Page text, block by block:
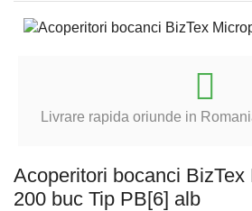
Livrare rapida oriunde in
Acoperitori bocanci BizTex
200 buc Tip PB[6] alb